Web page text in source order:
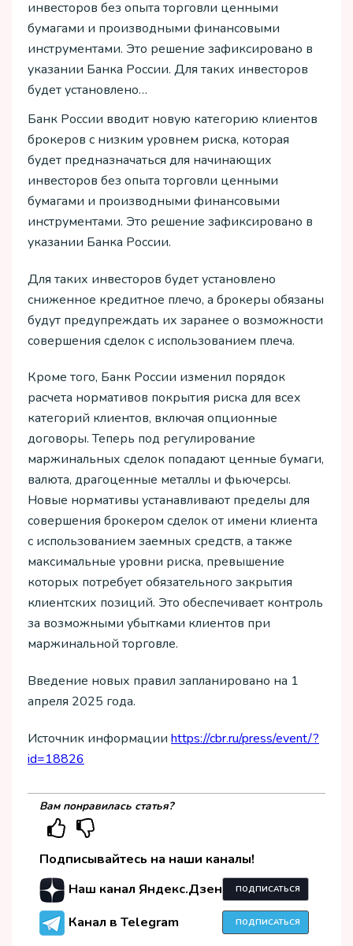
инвесторов без опыта торговли ценными
бумагами и производными финансовыми
инструментами. Это решение зафиксировано в
указании Банка России. Для таких инвесторов
будет установлено…
Банк России вводит новую категорию клиентов
брокеров с низким уровнем риска, которая
будет предназначаться для начинающих
инвесторов без опыта торговли ценными
бумагами и производными финансовыми
инструментами. Это решение зафиксировано в
указании Банка России.
Для таких инвесторов будет установлено
сниженное кредитное плечо, а брокеры обязаны
будут предупреждать их заранее о возможности
совершения сделок с использованием плеча.
Кроме того, Банк России изменил порядок
расчета нормативов покрытия риска для всех
категорий клиентов, включая опционные
договоры. Теперь под регулирование
маржинальных сделок попадают ценные бумаги,
валюта, драгоценные металлы и фьючерсы.
Новые нормативы устанавливают пределы для
совершения брокером сделок от имени клиента
с использованием заемных средств, а также
максимальные уровни риска, превышение
которых потребует обязательного закрытия
клиентских позиций. Это обеспечивает контроль
за возможными убытками клиентов при
маржинальной торговле.
Введение новых правил запланировано на 1
апреля 2025 года.
Источник информации https://cbr.ru/press/event/?
id=18826
Вам понравилась статья?
Подписывайтесь на наши каналы!
Наш канал Яндекс.Дзен
ПОДПИСАТЬСЯ
Канал в Telegram ПОДПИСАТЬСЯ